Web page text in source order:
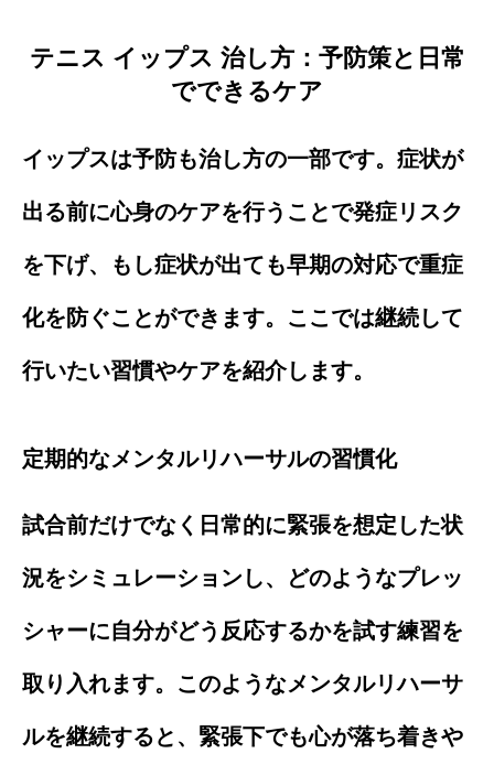
テニス イップス 治し方：予防策と日常
でできるケア
イップスは予防も治し方の一部です。症状が
出る前に心身のケアを行うことで発症リスク
を下げ、もし症状が出ても早期の対応で重症
化を防ぐことができます。ここでは継続して
行いたい習慣やケアを紹介します。
定期的なメンタルリハーサルの習慣化
試合前だけでなく日常的に緊張を想定した状
況をシミュレーションし、どのようなプレッ
シャーに自分がどう反応するかを試す練習を
取り入れます。このようなメンタルリハーサ
ルを継続すると、緊張下でも心が落ち着きや